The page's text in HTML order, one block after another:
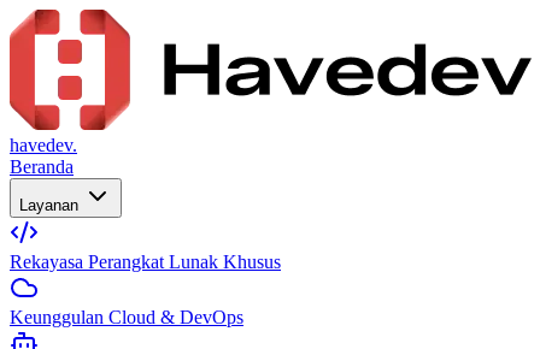
havedev.
Beranda
Layanan
Rekayasa Perangkat Lunak Khusus
Keunggulan Cloud & DevOps